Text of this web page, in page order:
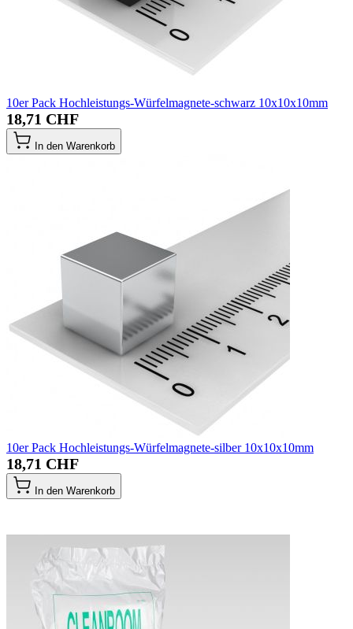
10er Pack Hochleistungs-Würfelmagnete-schwarz 10x10x10mm
18,71 CHF
In den Warenkorb
10er Pack Hochleistungs-Würfelmagnete-silber 10x10x10mm
18,71 CHF
In den Warenkorb